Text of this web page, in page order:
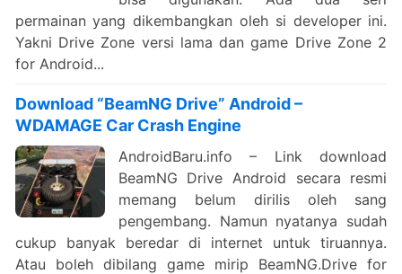
permainan yang dikembangkan oleh si developer ini.
Yakni Drive Zone versi lama dan game Drive Zone 2
for Android...
Download “BeamNG Drive” Android –
WDAMAGE Car Crash Engine
AndroidBaru.info – Link download
BeamNG Drive Android secara resmi
memang belum dirilis oleh sang
pengembang. Namun nyatanya sudah
cukup banyak beredar di internet untuk tiruannya.
Atau boleh dibilang game mirip BeamNG.Drive for